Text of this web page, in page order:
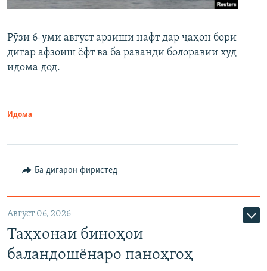
Рӯзи 6-уми август арзиши нафт дар ҷаҳон бори
дигар афзоиш ёфт ва ба раванди болоравии худ
идома дод.
Идома
Ба дигарон фиристед
Август 06, 2026
Таҳхонаи биноҳои
баландошёнаро паноҳгоҳ